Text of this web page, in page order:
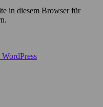
in diesem Browser für